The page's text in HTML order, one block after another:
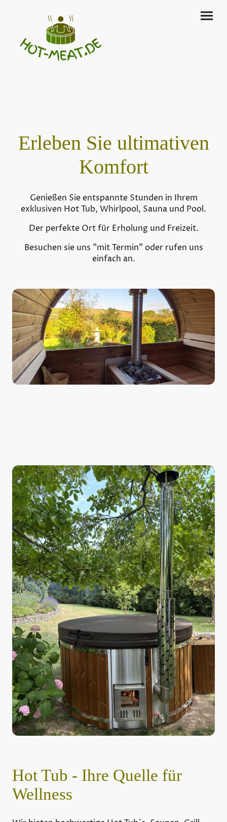
Erleben Sie ultimativen
Komfort
Genießen Sie entspannte Stunden in Ihrem
exklusiven Hot Tub, Whirlpool, Sauna und Pool.
Der perfekte Ort für Erholung und Freizeit.
Besuchen sie uns "mit Termin" oder rufen uns
einfach an.
Hot Tub - Ihre Quelle für
Wellness